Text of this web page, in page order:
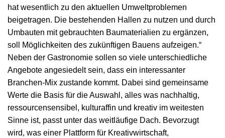
hat wesentlich zu den aktuellen Umweltproblemen
beigetragen. Die bestehenden Hallen zu nutzen und durch
Umbauten mit gebrauchten Baumaterialien zu ergänzen,
soll Möglichkeiten des zukünftigen Bauens aufzeigen.“
Neben der Gastronomie sollen so viele unterschiedliche
Angebote angesiedelt sein, dass ein interessanter
Branchen-Mix zustande kommt. Dabei sind gemeinsame
Werte die Basis für die Auswahl, alles was nachhaltig,
ressourcensensibel, kulturaffin und kreativ im weitesten
Sinne ist, passt unter das weitläufige Dach. Bevorzugt
wird, was einer Plattform für Kreativwirtschaft,